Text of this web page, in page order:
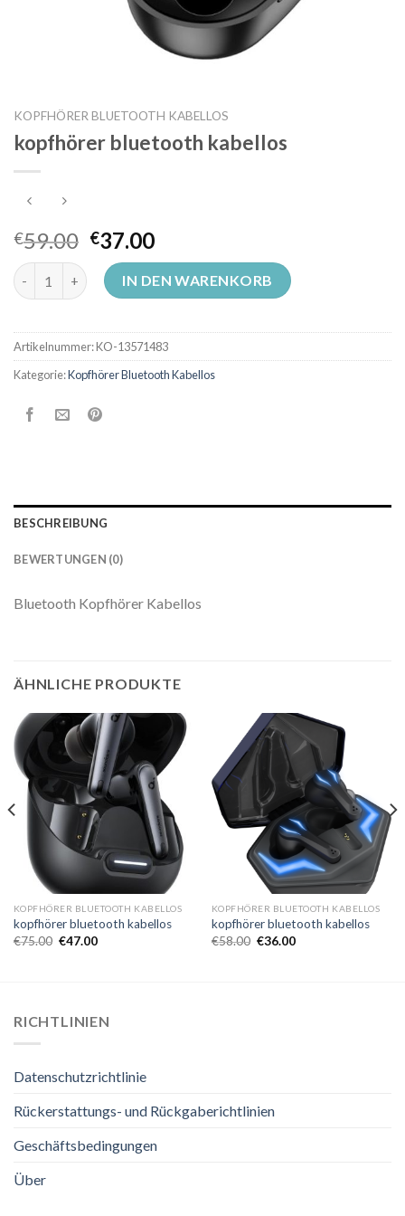
KOPFHÖRER BLUETOOTH KABELLOS
kopfhörer bluetooth kabellos
€59.00 €37.00
kopfhörer bluetooth kabellos Menge
IN DEN WARENKORB
Artikelnummer:KO-13571483
Kategorie:Kopfhörer Bluetooth Kabellos
BESCHREIBUNG
BEWERTUNGEN (0)
Bluetooth Kopfhörer Kabellos
ÄHNLICHE PRODUKTE
KOPFHÖRER BLUETOOTH KABELLOS
kopfhörer bluetooth kabellos
€75.00 €47.00
KOPFHÖRER BLUETOOTH KABELLOS
kopfhörer bluetooth kabellos
€58.00 €36.00
RICHTLINIEN
Datenschutzrichtlinie
Rückerstattungs- und Rückgaberichtlinien
Geschäftsbedingungen
Über